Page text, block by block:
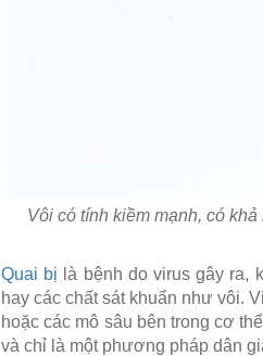
Vôi có tính kiềm mạnh, có
Quai bị là bệnh do virus gây ra,
hay các chất sát khuẩn như vôi.
hoặc các mô sâu bên trong cơ
và chỉ là một phương pháp dân